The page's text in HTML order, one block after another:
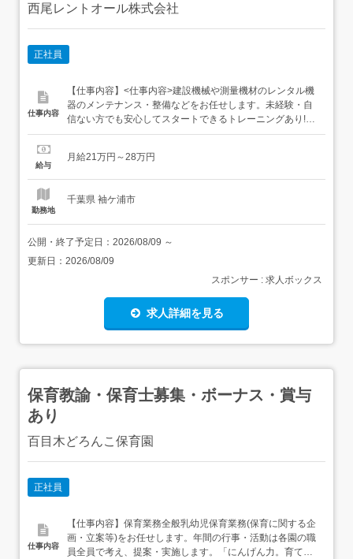
西尾レントオール株式会社
正社員
仕事内容
【仕事内容】<仕事内容>建設機械や測量機材のレンタル機
器のメンテナンス・整備などをお任せします。未経験・自
信ない方でも安心してスタートできるトレーニングあり!ブ
ルドーザ、高所作業車など建設に使用される機材。当社は
表する建造物が、事故や怪我なく安全に終わるように。皆
給与
月給21万円～28万円
勤務地
千葉県 袖ケ浦市
公開・終了予定日： 2026/08/09 ～
更新日： 2026/08/09
スポンサー : 求人ボックス
求人詳細を見る
保育教諭・保育士募集・ボーナス・賞与
あり
百目木どろんこ保育園
正社員
仕事内容
【仕事内容】保育業務全般乳幼児保育業務(保育に関する企
画・立案等)をお任せします。年間の行事・活動は各園の職
員全員で考え、提案・実施します。「にんげん力。育てま